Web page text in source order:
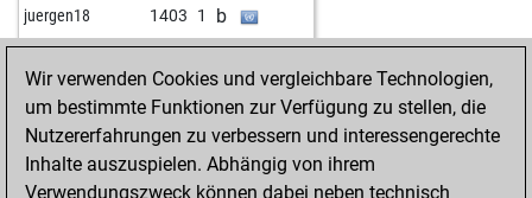
juergen18 1403 1 b
yura001 1294 0 w
burkenole 1325 0 b
snuki001 1357 0 b
wolow 1371 0 w
ayush kumar jha 1204 w
preet singh 1447 0 b
Wir verwenden Cookies und vergleichbare Technologien,
um bestimmte Funktionen zur Verfügung zu stellen, die
Nutzererfahrungen zu verbessern und interessengerechte
Inhalte auszuspielen. Abhängig von ihrem
Verwendungszweck können dabei neben technisch